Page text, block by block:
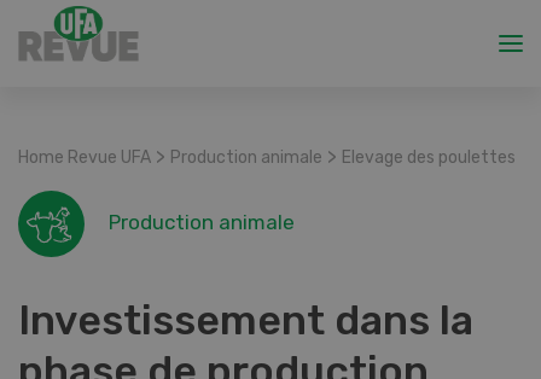
Home Revue UFA > Production animale > Elevage des poulettes
Production animale
Investissement dans la